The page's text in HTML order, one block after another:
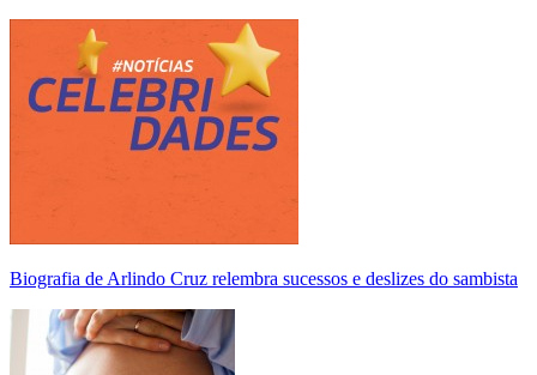
Biografia de Arlindo Cruz relembra sucessos e deslizes do sambista